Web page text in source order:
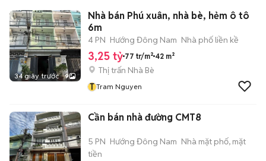
34 giây trước 9
Nhà bán Phú xuân, nhà bè, hẻm ô tô
6m
4 PN Hướng Đông Nam Nhà phố liền kề
3,25 tỷ 77 tr/m² 42 m²
Thị trấn Nhà Bè
T Tram Nguyen
Cần bán nhà đường CMT8
5 PN Hướng Đông Nam Nhà mặt phố, mặt
tiền